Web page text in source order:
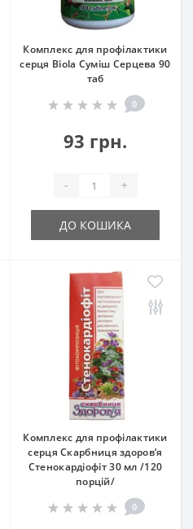
Комплекс для профілактики
серця Biola Суміш Серцева 90
таб
0
93 грн.
- +
ДО КОШИКА
Комплекс для профілактики
серця Скарбниця здоров’я
Стенокардіофіт 30 мл /120
порцій/
0